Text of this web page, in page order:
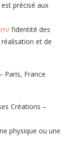
précisé aux
l’identité des
et de
Paris, France
Créations –
physique ou une